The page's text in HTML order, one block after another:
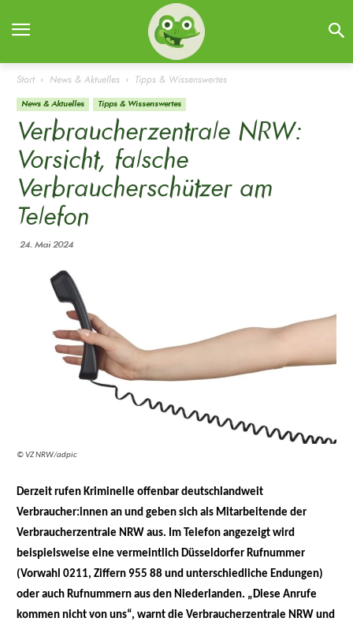
Start News & Aktuelles Tipps & Wissenswertes
News & Aktuelles Tipps & Wissenswertes
Verbraucherzentrale NRW:
Vorsicht, falsche
Verbraucherschützer am
Telefon
24. Mai 2024
© VZ NRW/adpic
Derzeit rufen Kriminelle offenbar deutschlandweit
Verbraucher:innen an und geben sich als Mitarbeitende der
Verbraucherzentrale NRW aus. Im Telefon angezeigt wird
beispielsweise eine vermeintlich Düsseldorfer Rufnummer
(Vorwahl 0211, Ziffern 955 88 und unterschiedliche Endungen)
oder auch Rufnummern aus den Niederlanden. „Diese Anrufe
kommen nicht von uns“, warnt die Verbraucherzentrale NRW und